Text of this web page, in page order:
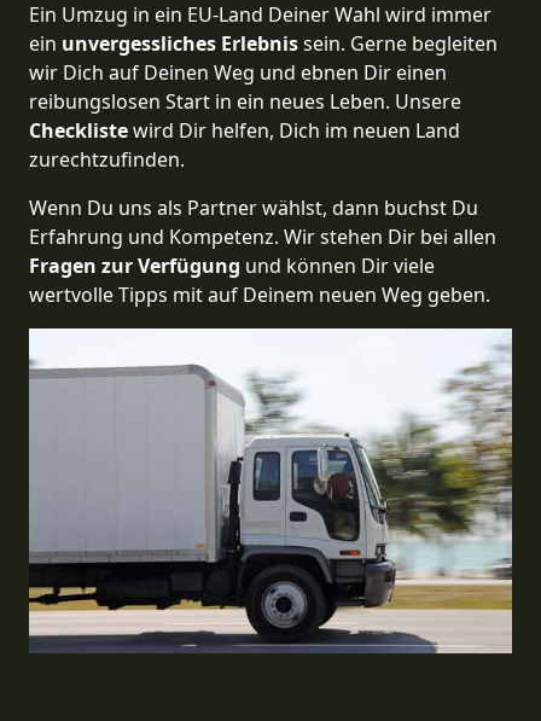
Ein Umzug in ein EU-Land Deiner Wahl wird immer
ein unvergessliches Erlebnissein. Gerne begleiten
wir Dich auf Deinen Weg und ebnen Dir einen
reibungslosen Start in ein neues Leben. Unsere
Checklistewird Dir helfen, Dich im neuen Land
zurechtzufinden.
Wenn Du uns als Partner wählst, dann buchst Du
Erfahrung und Kompetenz. Wir stehen Dir bei allen
Fragen zur Verfügung und können Dir viele
wertvolle Tipps mit auf Deinem neuen Weg geben.